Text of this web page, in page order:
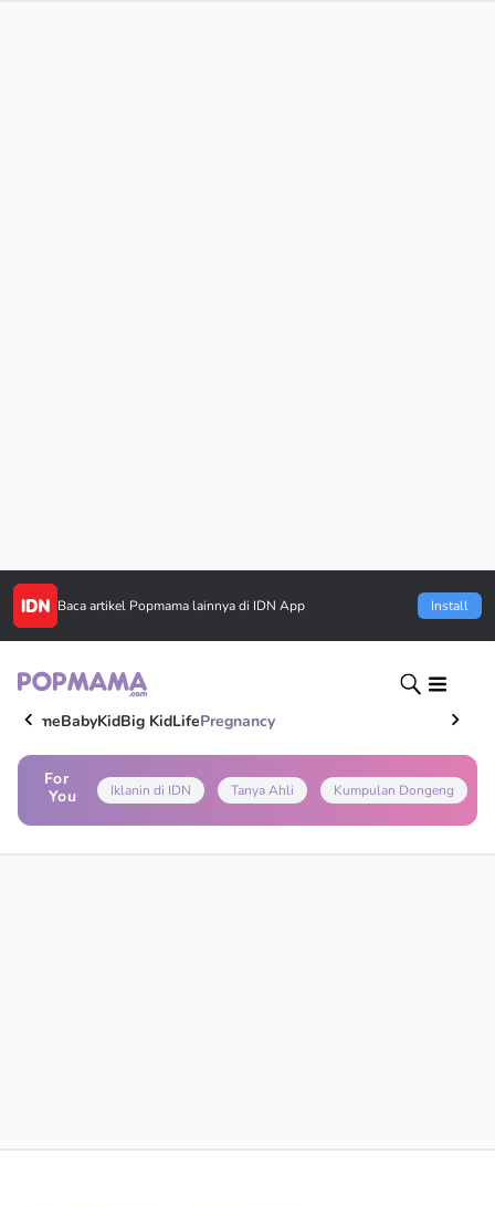
Baca artikel Popmama lainnya di IDN App Install
HomeBabyKidBig KidLifePregnancy
For
You
Iklanin di IDN Tanya Ahli Kumpulan Dongeng